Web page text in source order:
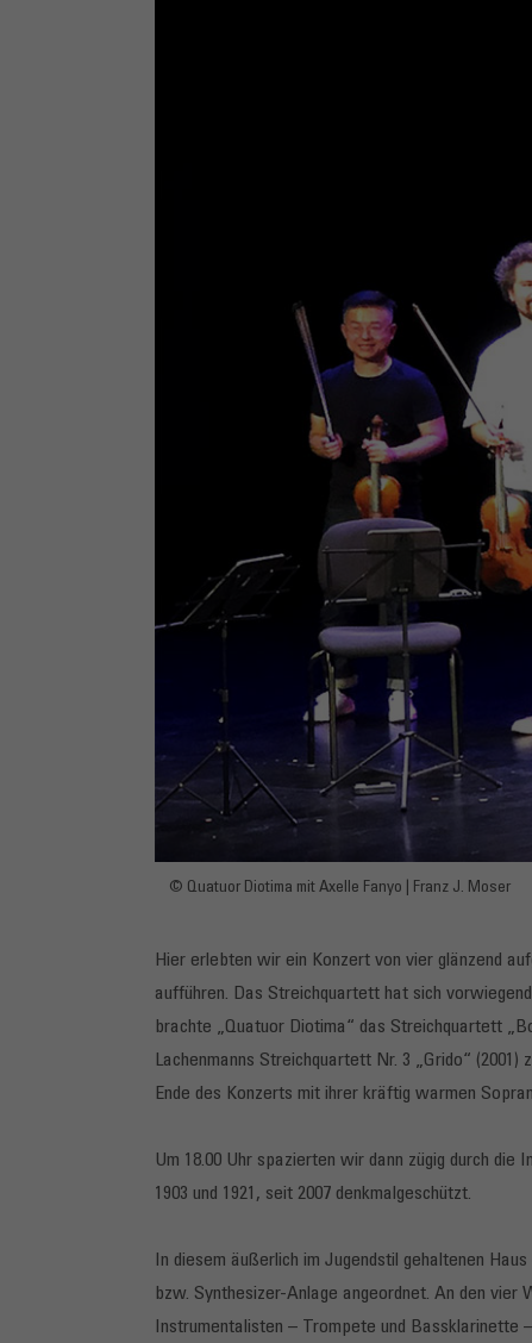
© Quatuor Diotima mit Axelle Fanyo | Franz J. Moser
Hier erlebten wir ein Konzert von vier glänzend
aufführen. Das Streichquartett hat sich
brachte „Quatuor Diotima“ das Streichquartett
Lachenmanns Streichquartett Nr. 3 „Grido“
Ende des Konzerts mit ihrer kräftig warmen
Um 18.00 Uhr spazierten wir dann zügig durch
1903 und 1921, seit 2007 denkmalgeschützt.
In diesem äußerlich im Jugendstil gehaltenen
bzw. Synthesizer-Anlage angeordnet. An den
Instrumentalisten – Trompete und Bassklarinette